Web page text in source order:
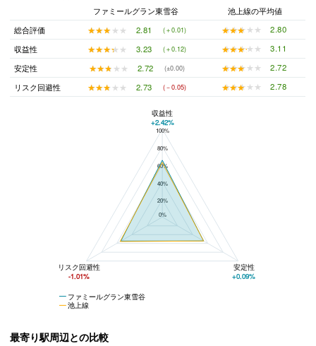
ファミールグラン東雪谷
池上線の平均値
総合評価
★★★★★
★★★★★ 2.81 (＋0.01) ★★★★★
★★★★★
2.80
収益性
★★★★★
★★★★★ 3.23 (＋0.12) ★★★★★
★★★★★
3.11
安定性
★★★★★
★★★★★ 2.72 (±0.00) ★★★★★
★★★★★
2.72
リスク回避性
★★★★★
★★★★★ 2.73 (－0.05) ★★★★★
★★★★★ 2.78
ファミールグラン東雪谷と池上線の平均値の総合評価の比較
100%
80%
60%
40%
20%
0%
ファミールグラン東雪谷
池上線
収益性
+2.42%
リスク回避性
-1.01%
安定性
+0.09%
最寄り駅周辺との比較